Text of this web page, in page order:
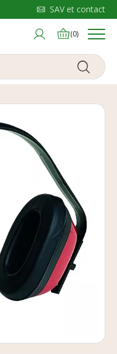
SAV et contact
(0) Menu